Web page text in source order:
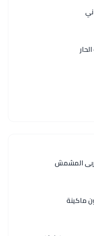
المشمش
ماكينة